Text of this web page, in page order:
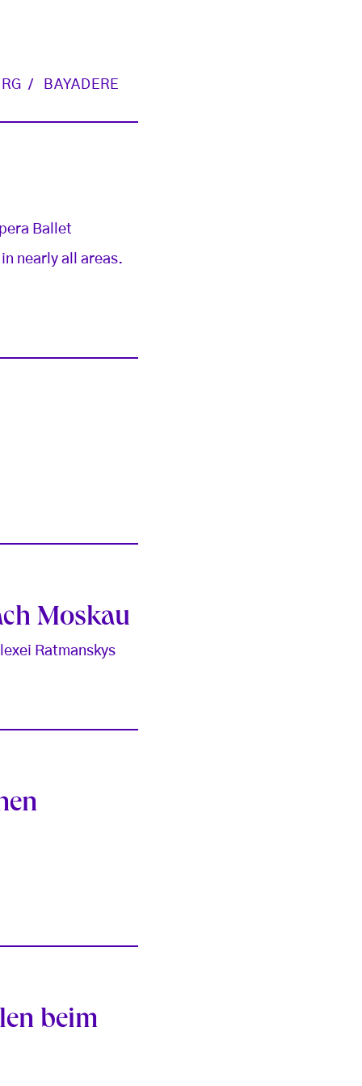
BAYADERE
Ballet
nearly all areas.
Moskau
Ratmanskys
beim